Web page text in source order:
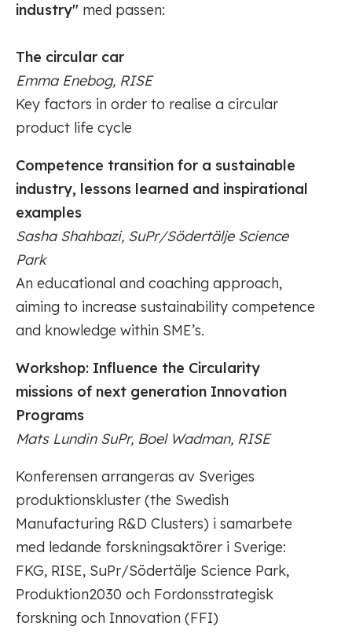
industry" med passen:
The circular car
Emma Enebog, RISE
Key factors in order to realise a circular
product life cycle
Competence transition for a sustainable
industry, lessons learned and inspirational
examples
Sasha Shahbazi, SuPr/Södertälje Science
Park
An educational and coaching approach,
aiming to increase sustainability competence
and knowledge within SME’s.
Workshop: Influence the Circularity
missions of next generation Innovation
Programs
Mats Lundin SuPr, Boel Wadman, RISE
Konferensen arrangeras av Sveriges
produktionskluster (the Swedish
Manufacturing R&D Clusters) i samarbete
med ledande forskningsaktörer i Sverige:
FKG, RISE, SuPr/Södertälje Science Park,
Produktion2030 och Fordonsstrategisk
forskning och Innovation (FFI)